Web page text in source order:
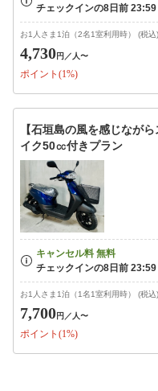
お1人さま1泊（2名1室利用時） (税込)
4,730円 ／人〜
ポイント(1%)
【石垣島の風を感じなが
イク50㏄付きプラン
お1人さま1泊（1名1室利用時） (税込)
7,700円 ／人〜
ポイント(1%)